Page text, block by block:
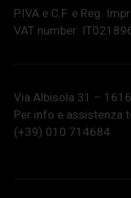
P.IVA e C.F. e Reg.
VAT number:
Via Albisola 31 –
Per info e assistenza
(+39) 010 714684